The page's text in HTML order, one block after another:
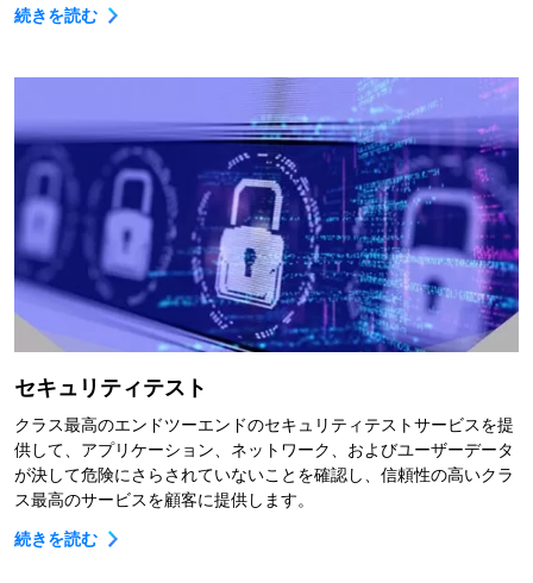
続きを読む
セキュリティテスト
クラス最高のエンドツーエンドのセキュリティテストサービスを提
供して、アプリケーション、ネットワーク、およびユーザーデータ
が決して危険にさらされていないことを確認し、信頼性の高いクラ
ス最高のサービスを顧客に提供します。
続きを読む